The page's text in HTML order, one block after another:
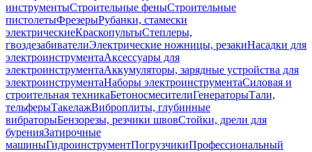
инструментыСтроительные феныСтроительные
пистолетыФрезерыРубанки, стамески
электрическиеКраскопультыСтеплеры,
гвоздезабивателиЭлектрические ножницы, резакиНасадки для
электроинструментаАксессуары для
электроинструментаАккумуляторы, зарядные устройства для
электроинструментаНаборы электроинструментаСиловая и
строительная техникаБетоносмесителиГенераторыТали,
тельферыТакелажВиброплиты, глубинные
вибраторыБензорезы, резчики швовСтойки, дрели для
буренияЗатирочные
машиныГидроинструментПогрузчикиПрофессиональный